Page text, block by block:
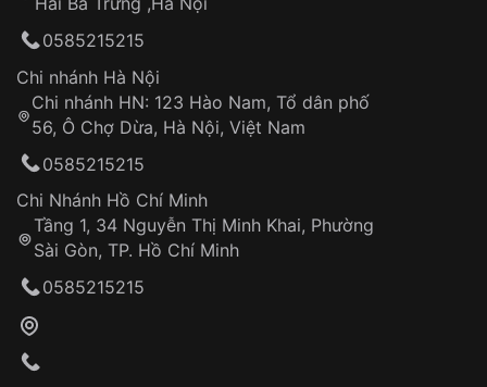
Hotline: 0585 215 215
Từ khóa SEO:
Khách hàng kiểm tra và thanh toán trực tiếp
thống VNLUX
Đảm bảo quyền lợi khách hàng
Đồng hành cùng khách hàng trong suốt quá
trình sử dụng
0585215215
Chi nhánh Hà Nội
Chi nhánh HN: 123 Hào Nam, Tổ dân phố
56, Ô Chợ Dừa, Hà Nội, Việt Nam
0585215215
Chi Nhánh Hồ Chí Minh
Tầng 1, 34 Nguyễn Thị Minh Khai, Phường
Sài Gòn, TP. Hồ Chí Minh
0585215215